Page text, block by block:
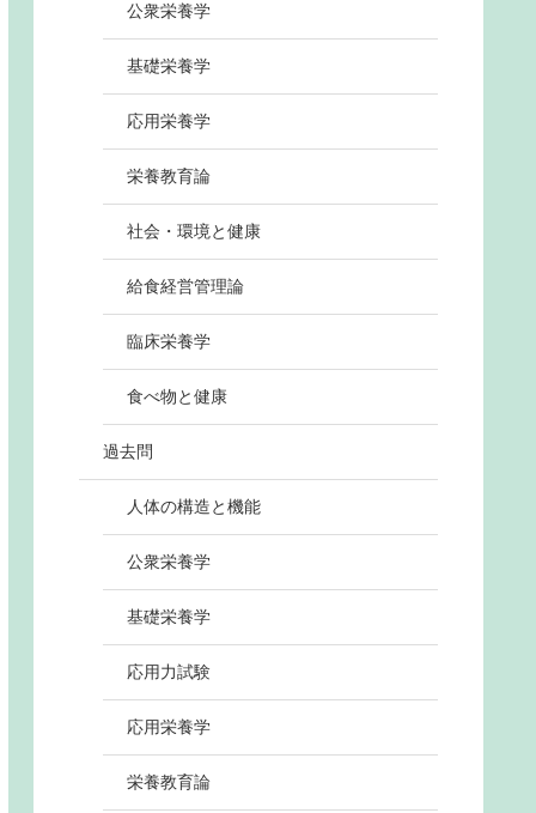
公衆栄養学
基礎栄養学
応用栄養学
栄養教育論
社会・環境と健康
給食経営管理論
臨床栄養学
食べ物と健康
過去問
人体の構造と機能
公衆栄養学
基礎栄養学
応用力試験
応用栄養学
栄養教育論